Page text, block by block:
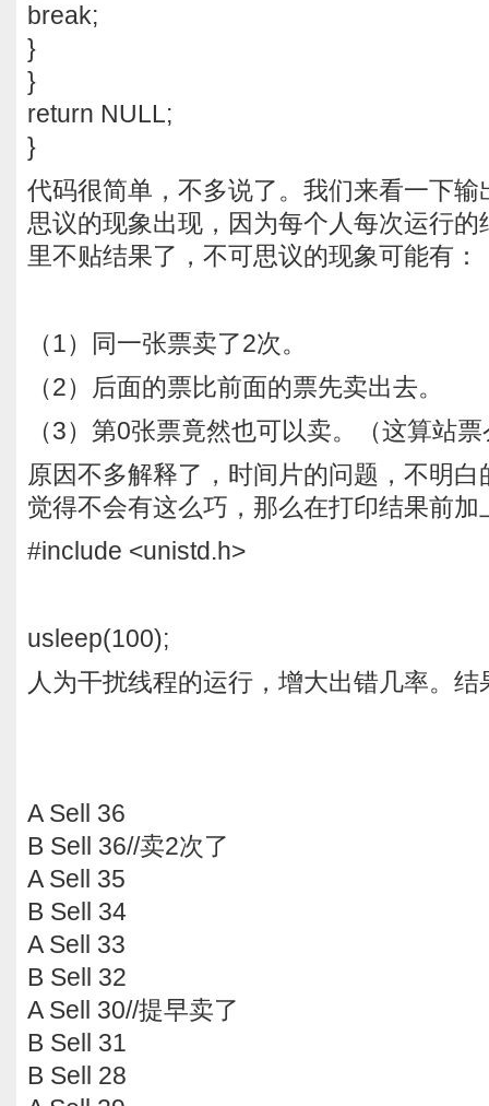
break;
}
}
return NULL;
}
代码很简单，不多说了。我们来看一下
思议的现象出现，因为每个人每次运行
里不贴结果了，不可思议的现象可能有：
（1）同一张票卖了2次。
（2）后面的票比前面的票先卖出去。
（3）第0张票竟然也可以卖。（这算站
原因不多解释了，时间片的问题，不明
觉得不会有这么巧，那么在打印结果前加
#include <unistd.h>
usleep(100);
人为干扰线程的运行，增大出错几率。
A Sell 36
B Sell 36//卖2次了
A Sell 35
B Sell 34
A Sell 33
B Sell 32
A Sell 30//提早卖了
B Sell 31
B Sell 28